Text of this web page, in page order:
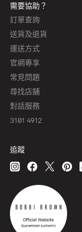
需要協助？
訂單查詢
送貨及退貨
運送方式
官網專享
常見問題
尋找店舖
對話服務
3101 4912
追蹤